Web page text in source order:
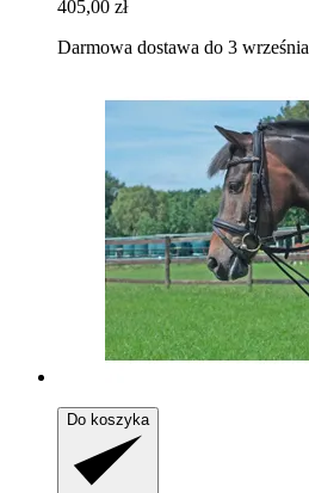
405,00 zł
Darmowa dostawa do 3 września
Do koszyka